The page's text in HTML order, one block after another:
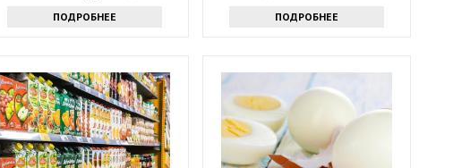
ПОДРОБНЕЕ ПОДРОБНЕЕ